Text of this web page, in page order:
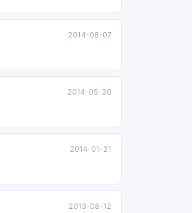
2014-08-07
2014-05-20
2014-01-21
2013-08-12